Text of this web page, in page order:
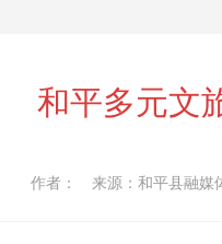
和平多元文
作者： 来源：和平县融媒